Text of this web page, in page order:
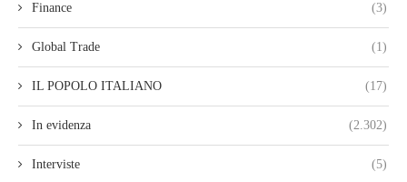
Finance (3)
Global Trade (1)
IL POPOLO ITALIANO (17)
In evidenza (2.302)
Interviste (5)